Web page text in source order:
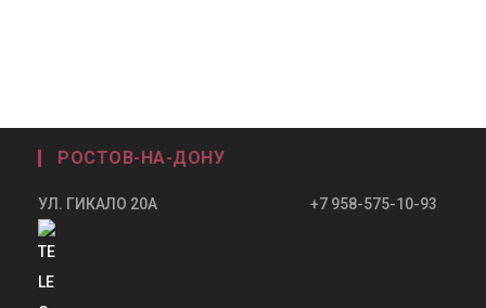
РОСТОВ-НА-ДОНУ
УЛ. ГИКАЛО 20А +7 958-575-10-93